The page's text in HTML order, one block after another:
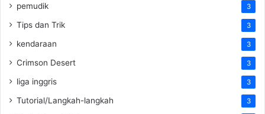
pemudik 3
Tips dan Trik 3
kendaraan 3
Crimson Desert 3
liga inggris 3
Tutorial/Langkah-langkah 3